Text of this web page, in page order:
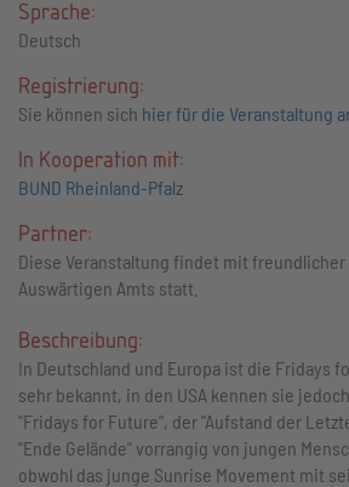
Sprache:
Deutsch
Registrierung:
Sie können sich hier für die Veranstaltung
In Kooperation mit:
BUND Rheinland-Pfalz
Partner:
Diese Veranstaltung findet mit
Auswärtigen Amts statt.
Beschreibung:
In Deutschland und Europa ist die Fridays
sehr bekannt, in den USA kennen sie
"Fridays for Future", der "Aufstand der
"Ende Gelände" vorrangig von jungen
obwohl das junge Sunrise Movement mit